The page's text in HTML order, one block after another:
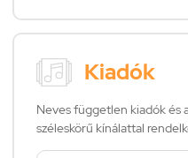
Kiadók
Neves független kiadók és
széleskörű kínálattal